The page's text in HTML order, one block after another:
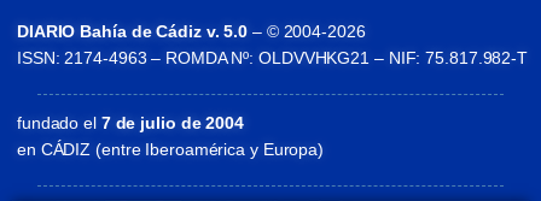
DIARIO Bahía de Cádiz v. 5.0 – © 2004-2026
ISSN: 2174-4963 – ROMDA Nº: OLDVVHKG21 – NIF: 75.817.982-T
fundado el7 de julio de 2004
en CÁDIZ (entre Iberoamérica y Europa)